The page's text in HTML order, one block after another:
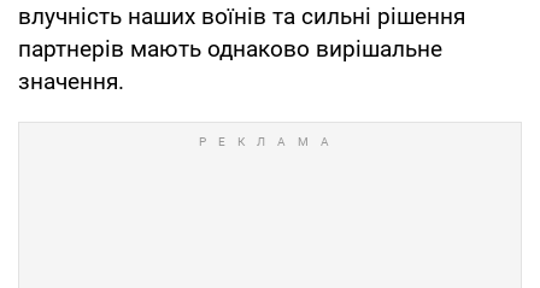
влучність наших воїнів та сильні рішення
партнерів мають однаково вирішальне
значення.